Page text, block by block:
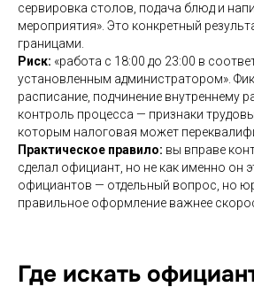
сервировка столов, подача блюд и
мероприятия». Это конкретный
границами.
Риск: «работа с 18:00 до 23:00 в
установленным администратором».
расписание, подчинение внутреннему
контроль процесса — признаки
которым налоговая может
Практическое правило: вы вправе
сделал официант, но не как именно он
официантов — отдельный вопрос, но
правильное оформление важнее
Где искать